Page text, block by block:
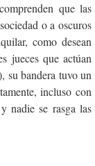
que las
o a oscuros
como desean
jueces que actúan
su bandera tuvo un
incluso con
nadie se rasga las